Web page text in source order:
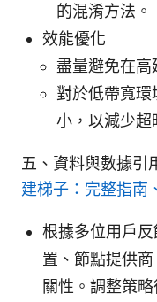
的混淆方法。
效能優化
盡量避免在高
對於低帶寬環
小，以減少超
五、資料與數據引
建梯子：完整指南
根據多位用戶
置、節點提供
關性。調整策